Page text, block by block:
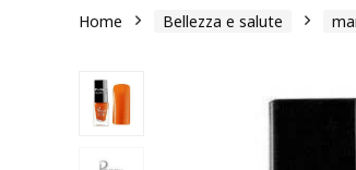
Home Bellezza e salute